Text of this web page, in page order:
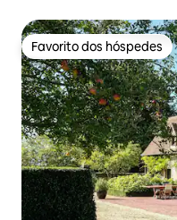
Favorito dos hóspedes
Favorito dos hóspedes